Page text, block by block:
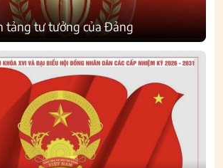
tảng tư tưởng của Đảng